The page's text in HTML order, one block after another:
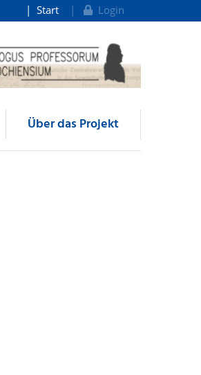
Start Login
Über das Projekt